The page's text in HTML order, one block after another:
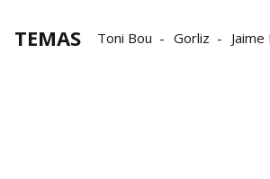
TEMAS Toni Bou Gorliz